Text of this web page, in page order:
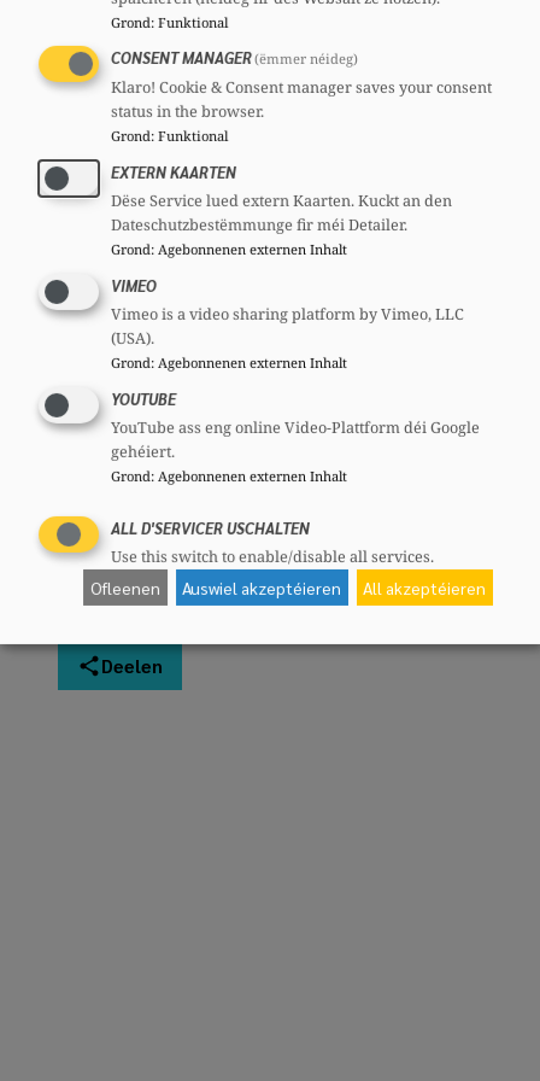
Deelen
Grond: Funktional
CONSENT MANAGER(ëmmer néideg)
Klaro! Cookie & Consent manager saves your consent
status in the browser.
Grond: Funktional
EXTERN KAARTEN
Dëse Service lued extern Kaarten. Kuckt an den
Dateschutzbestëmmunge fir méi Detailer.
Grond: Agebonnenen externen Inhalt
VIMEO
Vimeo is a video sharing platform by Vimeo, LLC
(USA).
Grond: Agebonnenen externen Inhalt
YOUTUBE
YouTube ass eng online Video-Plattform déi Google
gehéiert.
Grond: Agebonnenen externen Inhalt
ALL D'SERVICER USCHALTEN
Use this switch to enable/disable all services.
Ofleenen Auswiel akzeptéieren All akzeptéieren